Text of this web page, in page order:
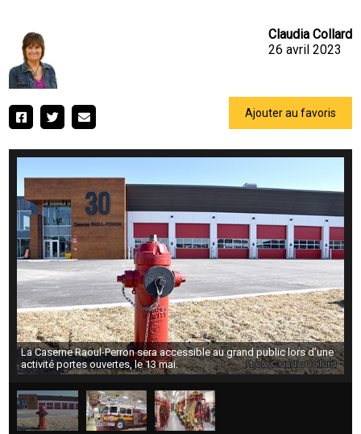
Claudia Collard
26 avril 2023
Ajouter au favoris
La Caserne Raoul-Perron sera accessible au grand public lors d’une
activité portes ouvertes, le 13 mai.